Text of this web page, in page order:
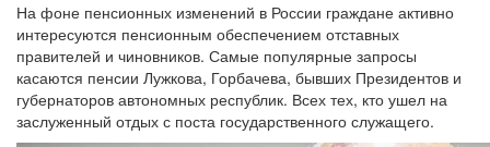
На фоне пенсионных изменений в России граждане активно
интересуются пенсионным обеспечением отставных
правителей и чиновников. Самые популярные запросы
касаются пенсии Лужкова, Горбачева, бывших Президентов и
губернаторов автономных республик. Всех тех, кто ушел на
заслуженный отдых с поста государственного служащего.